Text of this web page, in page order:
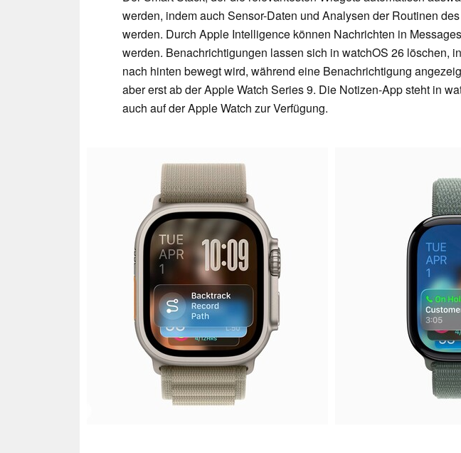
werden, indem auch Sensor-Daten und Analysen der Routinen
werden. Durch Apple Intelligence können Nachrichten in
werden. Benachrichtigungen lassen sich in watchOS 26 löschen,
nach hinten bewegt wird, während eine Benachrichtigung
aber erst ab der Apple Watch Series 9. Die Notizen-App steht in
auch auf der Apple Watch zur Verfügung.